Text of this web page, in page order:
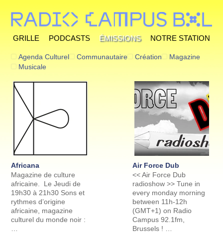
Grille Podcasts Émissions Notre station
Agenda Culturel Communautaire Création
Magazine
Musicale
Africana
Magazine de culture
africaine. Le Jeudi de
19h30 à 21h30 Sons et
rythmes d’origine
africaine, magazine
culturel du monde noir :
Air Force Dub
<< Air Force Dub
radioshow >> Tune in
every monday morning
between 11h-12h
(GMT+1) on Radio
Campus 92.1fm,
Brussels ! …